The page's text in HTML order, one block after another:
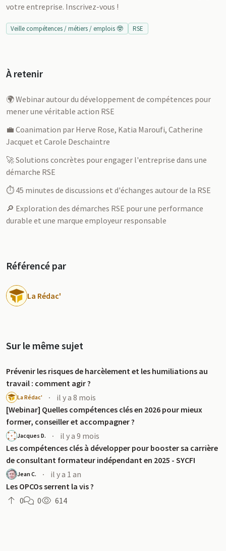
votre entreprise. Inscrivez-vous !
Veille compétences / métiers / emplois 🤓 RSE
À retenir
🌍 Webinar autour du développement de compétences pour
mener une véritable action RSE
💼 Coanimation par Herve Rose, Katia Maroufi, Catherine
Jacquet et Carole Deschaintre
🚀 Solutions concrètes pour engager l'entreprise dans une
démarche RSE
⏱️ 45 minutes de discussions et d'échanges autour de la RSE
🔎 Exploration des démarches RSE pour une performance
durable et une marque employeur responsable
Référencé par
La Rédac'
Sur le même sujet
Prévenir les risques de harcèlement et les humiliations au
travail : comment agir ?
La Rédac' ·
il y a 8 mois
[Webinar] Quelles compétences clés en 2026 pour mieux
former, conseiller et accompagner ?
Jacques D. ·
il y a 9 mois
Les compétences clés à développer pour booster sa carrière
de consultant formateur indépendant en 2025 - SYCFI
Jean C. ·
il y a 1 an
Les OPCOs serrent la vis ?
0
0 614